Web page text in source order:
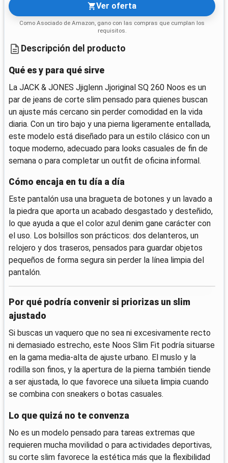
Ver oferta
Como Asociado de Amazon, gano con las compras que cumplan los
requisitos.
Descripción del producto
Qué es y para qué sirve
La JACK & JONES Jjiglenn Jjoriginal SQ 260 Noos es un
par de jeans de corte slim pensado para quienes buscan
un ajuste más cercano sin perder comodidad en la vida
diaria. Con un tiro bajo y una pierna ligeramente entallada,
este modelo está diseñado para un estilo clásico con un
toque moderno, adecuado para looks casuales de fin de
semana o para completar un outfit de oficina informal.
Cómo encaja en tu día a día
Este pantalón usa una bragueta de botones y un lavado a
la piedra que aporta un acabado desgastado y desteñido,
lo que ayuda a que el color azul denim gane carácter con
el uso. Los bolsillos son prácticos: dos delanteros, un
relojero y dos traseros, pensados para guardar objetos
pequeños de forma segura sin perder la línea limpia del
pantalón.
Por qué podría convenir si priorizas un slim
ajustado
Si buscas un vaquero que no sea ni excesivamente recto
ni demasiado estrecho, este Noos Slim Fit podría situarse
en la gama media-alta de ajuste urbano. El muslo y la
rodilla son finos, y la apertura de la pierna también tiende
a ser ajustada, lo que favorece una silueta limpia cuando
se combina con sneakers o botas casuales.
Lo que quizá no te convenza
No es un modelo pensado para tareas extremas que
requieren mucha movilidad o para actividades deportivas,
su corte slim favorece la estética más que la flexibilidad